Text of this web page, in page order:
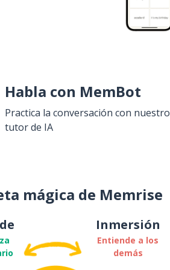
Habla con MemBot
Practica la conversación con nuestro
tutor de IA
mágica de Memrise
Inmersión
Entiende a los
demás